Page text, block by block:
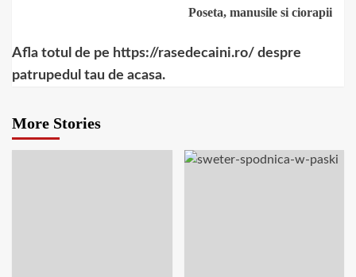
Poseta, manusile si ciorapii
Afla totul de pe https://rasedecaini.ro/ despre
patrupedul tau de acasa.
More Stories